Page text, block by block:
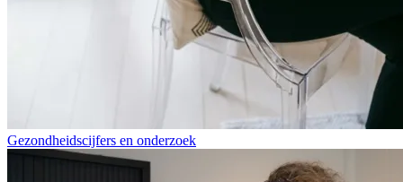
Gezondheidscijfers en onderzoek